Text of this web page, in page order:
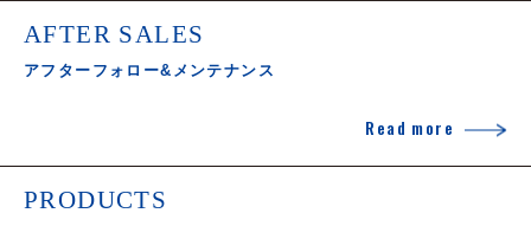
AFTER SALES
アフターフォロー&メンテナンス
Read more
PRODUCTS